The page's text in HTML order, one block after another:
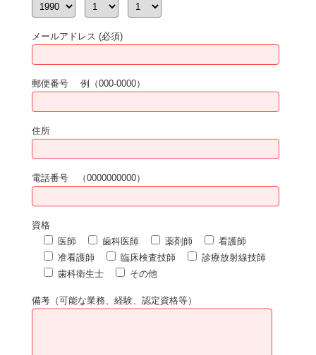
メールアドレス (必須)
郵便番号 例（000-0000）
住所
電話番号 （0000000000）
資格
医師
歯科医師 薬剤師
看護師
准看護師
臨床検査技師
診療放射線技師
歯科衛生士
その他
備考（可能な業務、経験、認定資格等）